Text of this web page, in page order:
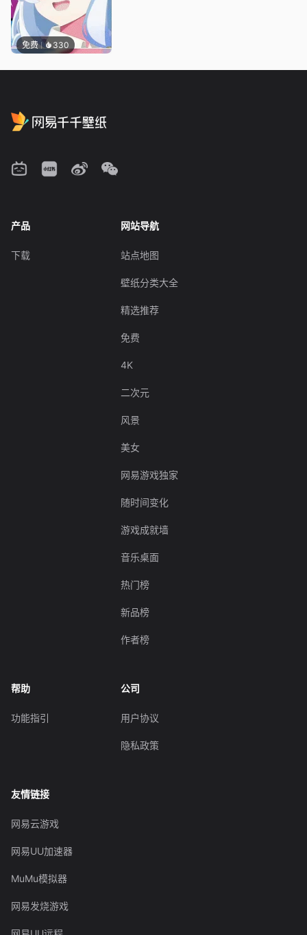
免费 330
产品
下载
网站导航
站点地图
壁纸分类大全
精选推荐
免费
4K
二次元
风景
美女
网易游戏独家
随时间变化
游戏成就墙
音乐桌面
热门榜
新品榜
作者榜
帮助
功能指引
公司
用户协议
隐私政策
友情链接
网易云游戏
网易UU加速器
MuMu模拟器
网易发烧游戏